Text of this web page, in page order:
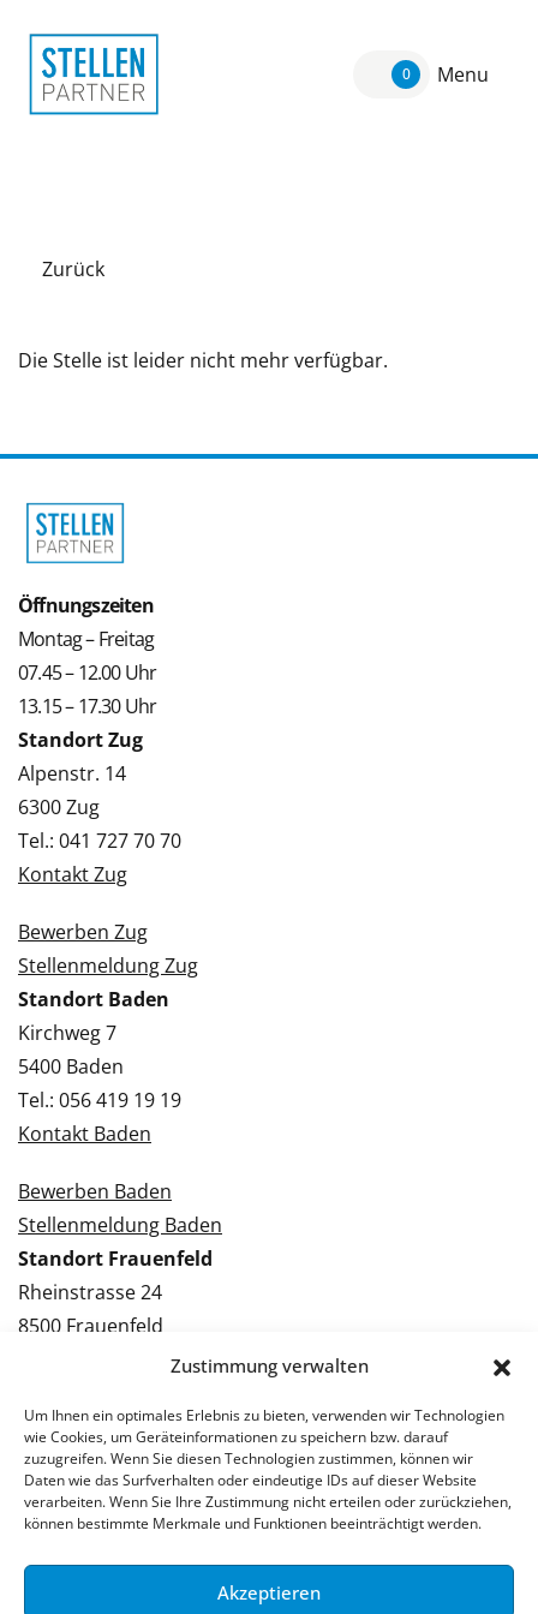
Zustimmung verwalten
Um Ihnen ein optimales Erlebnis zu bieten, verwenden wir Technologien
wie Cookies, um Geräteinformationen zu speichern bzw. darauf
zuzugreifen. Wenn Sie diesen Technologien zustimmen, können wir
Daten wie das Surfverhalten oder eindeutige IDs auf dieser Website
verarbeiten. Wenn Sie Ihre Zustimmung nicht erteilen oder zurückziehen,
können bestimmte Merkmale und Funktionen beeinträchtigt werden.
Akzeptieren
0 Menu
Zurück
Die Stelle ist leider nicht mehr verfügbar.
Öffnungszeiten
Montag – Freitag
07.45 – 12.00 Uhr
13.15 – 17.30 Uhr
Standort Zug
Alpenstr. 14
6300 Zug
Tel.: 041 727 70 70
Kontakt Zug
Bewerben Zug
Stellenmeldung Zug
Standort Baden
Kirchweg 7
5400 Baden
Tel.: 056 419 19 19
Kontakt Baden
Bewerben Baden
Stellenmeldung Baden
Standort Frauenfeld
Rheinstrasse 24
8500 Frauenfeld
Tel.: 052 224 09 09
Bewerben Frauenfeld
Stellenmeldung Frauenfeld
© 2026 Stellenpartner AG